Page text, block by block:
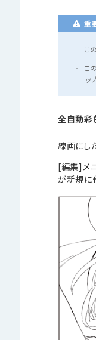
重
· こ
·
こ
ッ
全自動彩
線画にし
[編集]メ
が新規に